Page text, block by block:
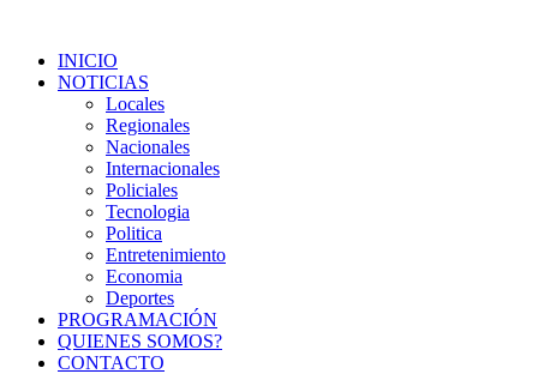
INICIO
NOTICIAS
Locales
Regionales
Nacionales
Internacionales
Policiales
Tecnologia
Politica
Entretenimiento
Economia
Deportes
PROGRAMACIÓN
QUIENES SOMOS?
CONTACTO